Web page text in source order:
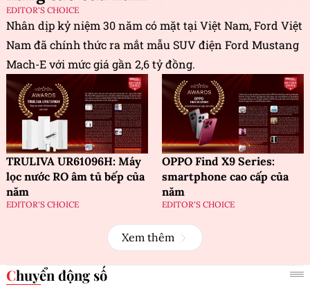
EDITOR'S CHOICE
Nhân dịp kỷ niệm 30 năm có mặt tại Việt Nam, Ford Việt
Nam đã chính thức ra mắt mẫu SUV điện Ford Mustang
Mach-E với mức giá gần 2,6 tỷ đồng.
TRULIVA UR61096H: Máy
lọc nước RO âm tủ bếp của
năm
EDITOR'S CHOICE
OPPO Find X9 Series:
smartphone cao cấp của
năm
EDITOR'S CHOICE
Xem thêm
Chuyển động số